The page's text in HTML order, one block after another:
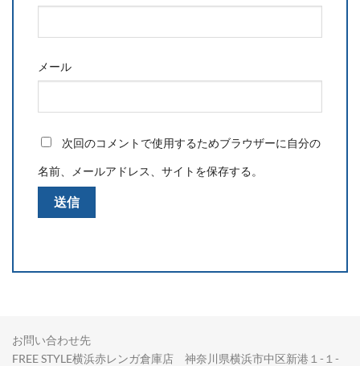
メール
次回のコメントで使用するためブラウザーに自分の
名前、メールアドレス、サイトを保存する。
お問い合わせ先
FREE STYLE横浜赤レンガ倉庫店 神奈川県横浜市中区新港１-１-